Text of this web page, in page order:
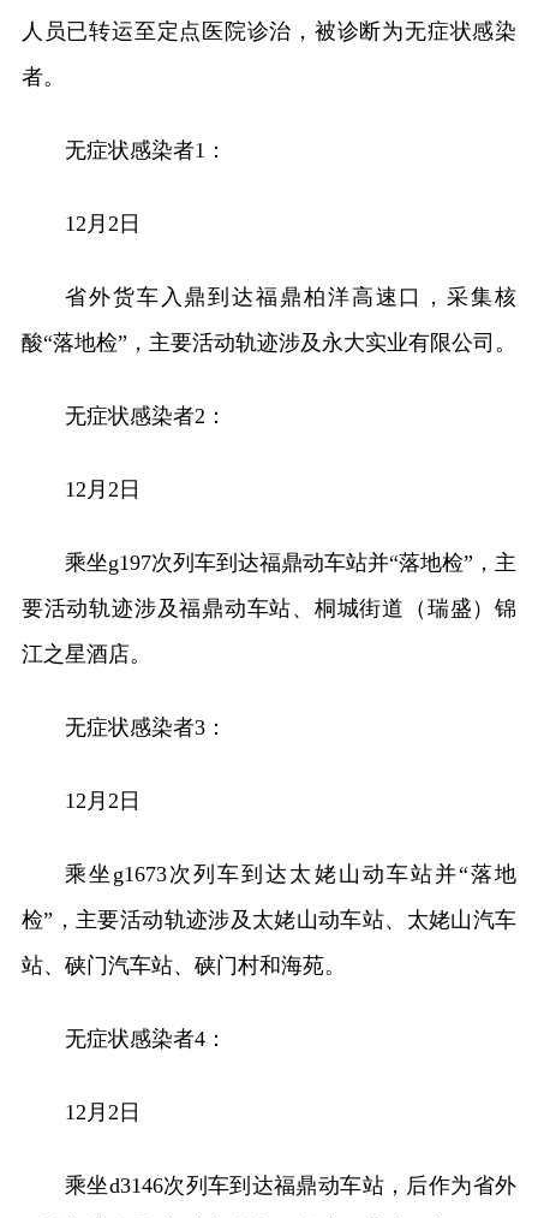
人员已转运至定点医院诊治，被诊断为无症状感染
者。
无症状感染者1：
12月2日
省外货车入鼎到达福鼎柏洋高速口，采集核
酸“落地检”，主要活动轨迹涉及永大实业有限公司。
无症状感染者2：
12月2日
乘坐g197次列车到达福鼎动车站并“落地检”，主
要活动轨迹涉及福鼎动车站、桐城街道（瑞盛）锦
江之星酒店。
无症状感染者3：
12月2日
乘坐g1673次列车到达太姥山动车站并“落地
检”，主要活动轨迹涉及太姥山动车站、太姥山汽车
站、硖门汽车站、硖门村和海苑。
无症状感染者4：
12月2日
乘坐d3146次列车到达福鼎动车站，后作为省外